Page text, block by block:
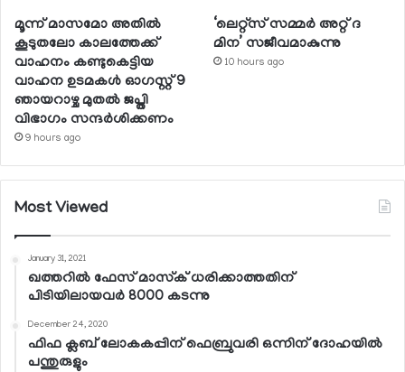
മൂന്ന് മാസമോ അതില്‍
കൂടുതലോ കാലത്തേക്ക്
വാഹനം കണ്ടുകെട്ടിയ
വാഹന ഉടമകള്‍ ഓഗസ്റ്റ് 9
ഞായറാഴ്ച മുതല്‍ ജപ്തി
വിഭാഗം സന്ദര്‍ശിക്കണം
9 hours ago
‘ലെറ്റ്‌സ് സമ്മര്‍ അറ്റ് ദ
മിന’ സജീവമാകുന്നു
10 hours ago
Most Viewed
January 31, 2021
ഖത്തറില്‍ ഫേസ് മാസ്‌ക് ധരിക്കാത്തതിന്
പിടിയിലായവര്‍ 8000 കടന്നു
December 24, 2020
ഫിഫ ക്ലബ് ലോകകപ്പിന് ഫെബ്രുവരി ഒന്നിന് ദോഹയില്‍
പന്തുരുളും